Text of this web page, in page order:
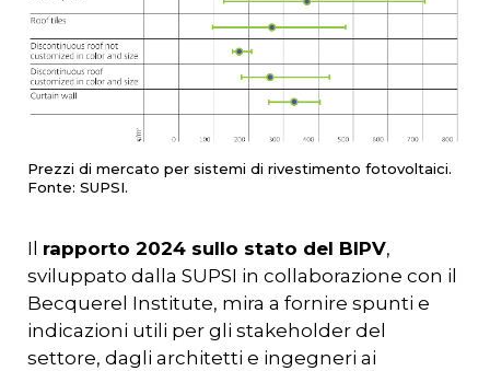
Prezzi di mercato per sistemi di rivestimento fotovoltaici.
Fonte: SUPSI.
Il rapporto 2024 sullo stato del BIPV,
sviluppato dalla SUPSI in collaborazione con il
Becquerel Institute, mira a fornire spunti e
indicazioni utili per gli stakeholder del
settore, dagli architetti e ingegneri ai